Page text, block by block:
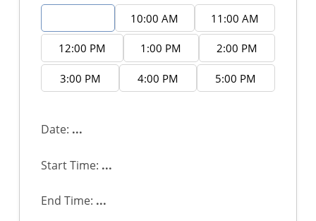
10:00 AM 11:00 AM
12:00 PM 1:00 PM 2:00 PM
3:00 PM 4:00 PM 5:00 PM
Date: ...
Start Time: ...
End Time: ...